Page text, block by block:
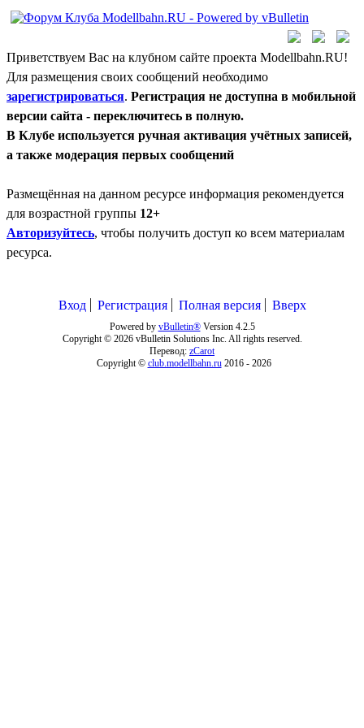
Приветствуем Вас на клубном сайте проекта Modellbahn.RU!
Для размещения своих сообщений необходимо
зарегистрироваться. Регистрация не доступна в мобильной
версии сайта - переключитесь в полную.
В Клубе используется ручная активация учётных записей,
а также модерация первых сообщений
Размещённая на данном ресурсе информация рекомендуется
для возрастной группы 12+
Авторизуйтесь, чтобы получить доступ ко всем материалам
ресурса.
Вход Регистрация Полная версия Вверх
Powered by vBulletin®Version 4.2.5
Copyright © 2026 vBulletin Solutions Inc. All rights reserved.
Перевод: zCarot
Copyright © club.modellbahn.ru2016 - 2026